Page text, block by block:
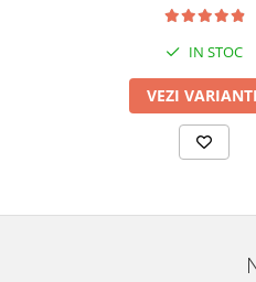
IN STOC
VEZI